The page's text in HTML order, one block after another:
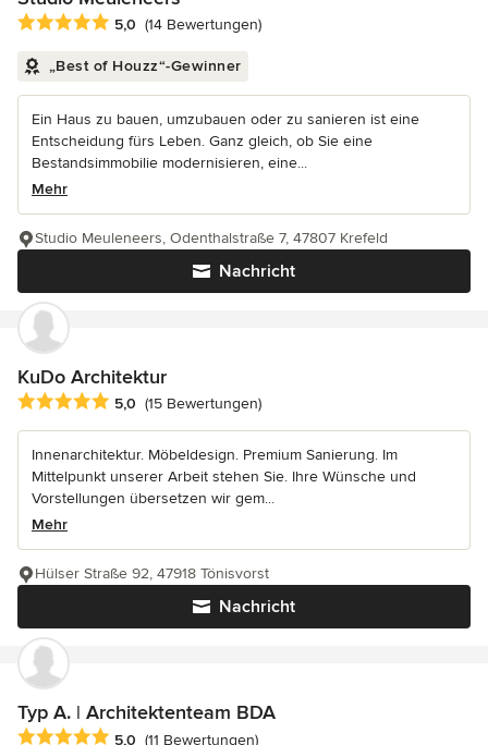
Durchschnittliche Bewertung: 5 von 5 Sternen
5,0 (14 Bewertungen)
„Best of Houzz“-Gewinner
Ein Haus zu bauen, umzubauen oder zu sanieren ist eine
Entscheidung fürs Leben. Ganz gleich, ob Sie eine
Bestandsimmobilie modernisieren, eine...
Mehr
Nachricht
Studio Meuleneers, Odenthalstraße 7, 47807 Krefeld
KuDo Architektur
Durchschnittliche Bewertung: 5 von 5 Sternen
5,0 (15 Bewertungen)
Innenarchitektur. Möbeldesign. Premium Sanierung. Im
Mittelpunkt unserer Arbeit stehen Sie. Ihre Wünsche und
Vorstellungen übersetzen wir gem...
Mehr
Nachricht
Hülser Straße 92, 47918 Tönisvorst
Typ A. | Architektenteam BDA
Durchschnittliche Bewertung: 5 von 5 Sternen
5,0 (11 Bewertungen)